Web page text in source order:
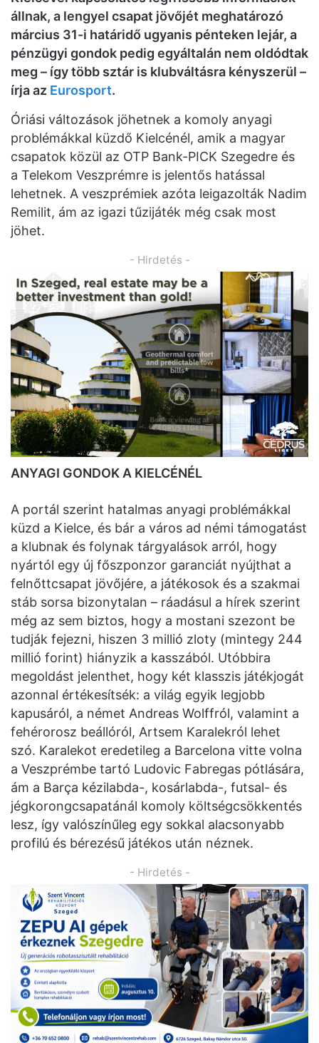
állnak, a lengyel csapat jövőjét meghatározó
március 31-i határidő ugyanis pénteken lejár, a
pénzügyi gondok pedig egyáltalán nem oldódtak
meg – így több sztár is klubváltásra kényszerül –
írja az Eurosport.
Óriási változások jöhetnek a komoly anyagi
problémákkal küzdő Kielcénél, amik a magyar
csapatok közül az OTP Bank-PICK Szegedre és
a Telekom Veszprémre is jelentős hatással
lehetnek. A veszprémiek azóta leigazolták Nadim
Remilit, ám az igazi tűzijáték még csak most
jöhet.
- Hirdetés -
ANYAGI GONDOK A KIELCÉNÉL
A portál szerint hatalmas anyagi problémákkal
küzd a Kielce, és bár a város ad némi támogatást
a klubnak és folynak tárgyalások arról, hogy
nyártól egy új főszponzor garanciát nyújthat a
felnőttcsapat jövőjére, a játékosok és a szakmai
stáb sorsa bizonytalan – ráadásul a hírek szerint
még az sem biztos, hogy a mostani szezont be
tudják fejezni, hiszen 3 millió zloty (mintegy 244
millió forint) hiányzik a kasszából. Utóbbira
megoldást jelenthet, hogy két klasszis játékjogát
azonnal értékesítsék: a világ egyik legjobb
kapusáról, a német Andreas Wolffról, valamint a
fehérorosz beállóról, Artsem Karalekról lehet
szó. Karalekot eredetileg a Barcelona vitte volna
a Veszprémbe tartó Ludovic Fabregas pótlására,
ám a Barça kézilabda-, kosárlabda-, futsal- és
jégkorongcsapatánál komoly költségcsökkentés
lesz, így valószínűleg egy sokkal alacsonyabb
profilú és bérezésű játékos után néznek.
- Hirdetés -